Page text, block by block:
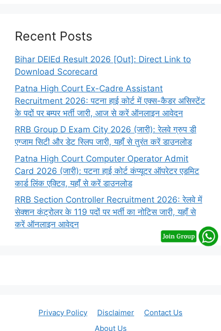
Recent Posts
Bihar DElEd Result 2026 [Out]: Direct Link to
Download Scorecard
Patna High Court Ex-Cadre Assistant
Recruitment 2026: पटना हाई कोर्ट में एक्स-कैडर असिस्टेंट
के पदों पर बम्पर भर्ती जारी, आज से करें ऑनलाइन आवेदन
RRB Group D Exam City 2026 (जारी): रेलवे ग्रुप डी
एग्जाम सिटी और डेट स्लिप जारी, यहाँ से तुरंत करें डाउनलोड
Patna High Court Computer Operator Admit
Card 2026 (जारी): पटना हाई कोर्ट कंप्यूटर ऑपरेटर एडमिट
कार्ड लिंक एक्टिव, यहाँ से करें डाउनलोड
RRB Section Controller Recruitment 2026: रेलवे में
सेक्शन कंट्रोलर के 119 पदों पर भर्ती का नोटिस जारी, यहाँ से
करें ऑनलाइन आवेदन
Privacy Policy Disclaimer
Contact Us
About Us